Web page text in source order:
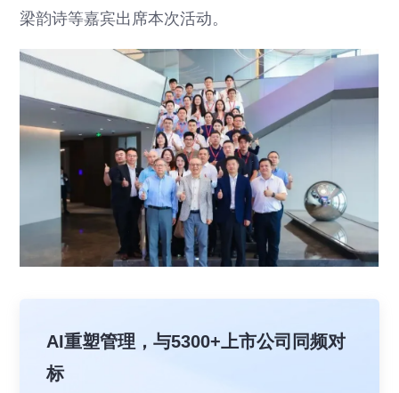
梁韵诗等嘉宾出席本次活动。
AI重塑管理，与5300+上市公司同频对
标